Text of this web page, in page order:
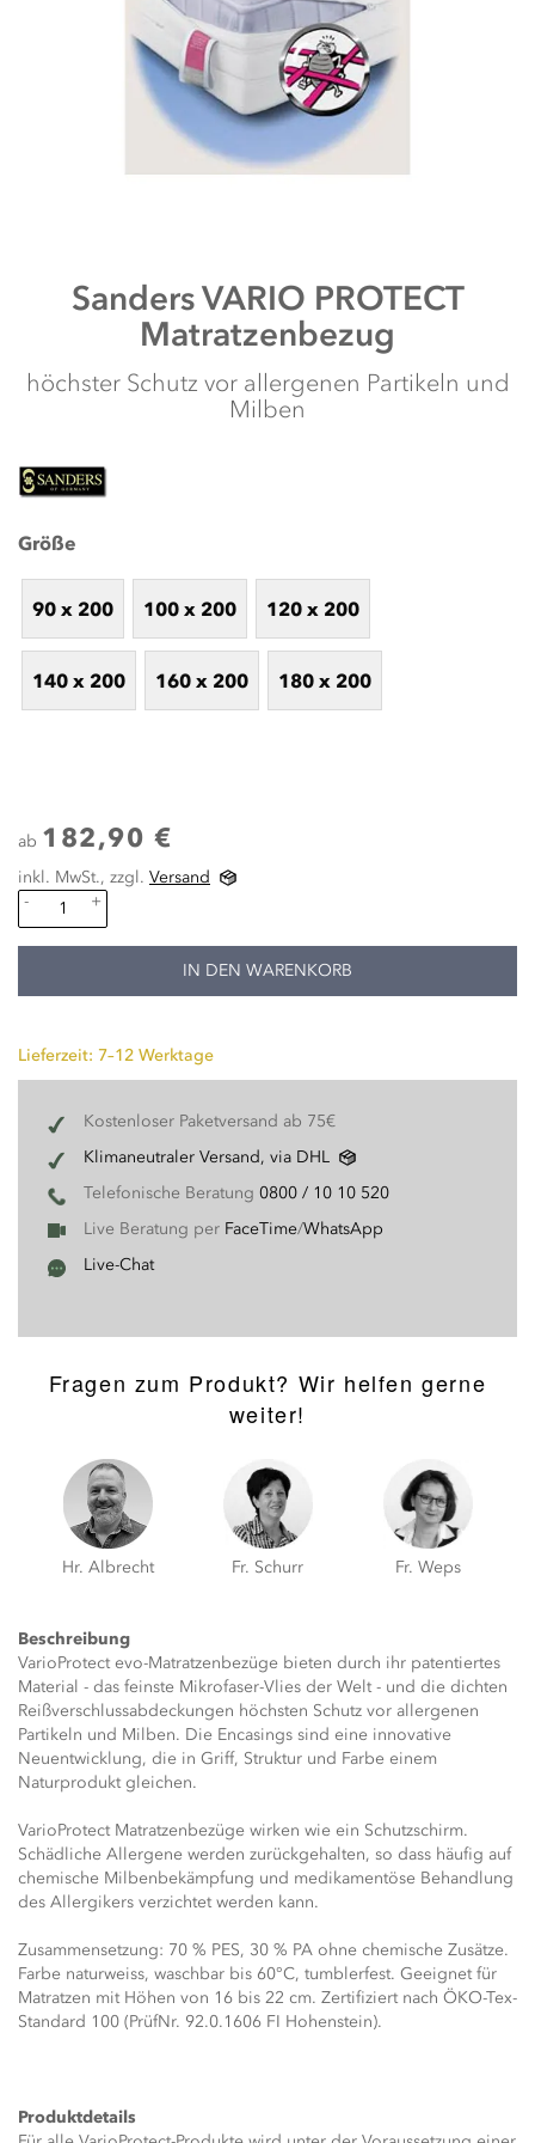
springen
SandersVARIO PROTECT
Matratzenbezug
höchster Schutz vor allergenen Partikeln und
Milben
Größe
90 x 200 100 x 200 120 x 200
140 x 200 160 x 200 180 x 200
ab 182,90 €
inkl. MwSt., zzgl. Versand
-
+
IN DEN WARENKORB
Lieferzeit: 7–12 Werktage
Kostenloser Paketversand ab 75€
Klimaneutraler Versand, via DHL
Telefonische Beratung 0800 / 10 10 520
Live Beratung per FaceTime/WhatsApp
Live-Chat
Fragen zum Produkt? Wir helfen gerne
weiter!
Hr. Albrecht Fr. Schurr Fr. Weps
Beschreibung
VarioProtect evo-Matratzenbezüge bieten durch ihr patentiertes
Material - das feinste Mikrofaser-Vlies der Welt - und die dichten
Reißverschlussabdeckungen höchsten Schutz vor allergenen
Partikeln und Milben. Die Encasings sind eine innovative
Neuentwicklung, die in Griff, Struktur und Farbe einem
Naturprodukt gleichen.
VarioProtect Matratzenbezüge wirken wie ein Schutzschirm.
Schädliche Allergene werden zurückgehalten, so dass häufig auf
chemische Milbenbekämpfung und medikamentöse Behandlung
des Allergikers verzichtet werden kann.
Zusammensetzung: 70 % PES, 30 % PA ohne chemische Zusätze.
Farbe naturweiss, waschbar bis 60°C, tumblerfest. Geeignet für
Matratzen mit Höhen von 16 bis 22 cm. Zertifiziert nach ÖKO-Tex-
Standard 100 (PrüfNr. 92.0.1606 FI Hohenstein).
Produktdetails